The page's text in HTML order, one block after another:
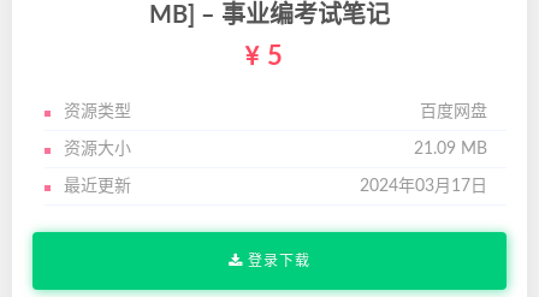
MB] – 事业编考试笔记
5
资源类型 百度网盘
资源大小 21.09 MB
最近更新 2024年03月17日
登录下载